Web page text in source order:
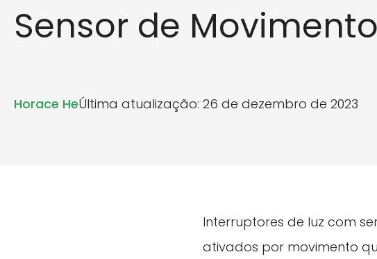
Sensor de Movimento
Horace HeÚltima atualização: 26 de dezembro de 2023
Interruptores de luz com
ativados por movimento